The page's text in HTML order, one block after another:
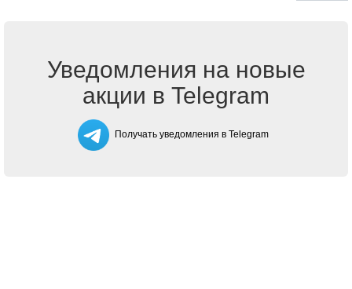
Уведомления на новые
акции в Telegram
Получать уведомления в Telegram